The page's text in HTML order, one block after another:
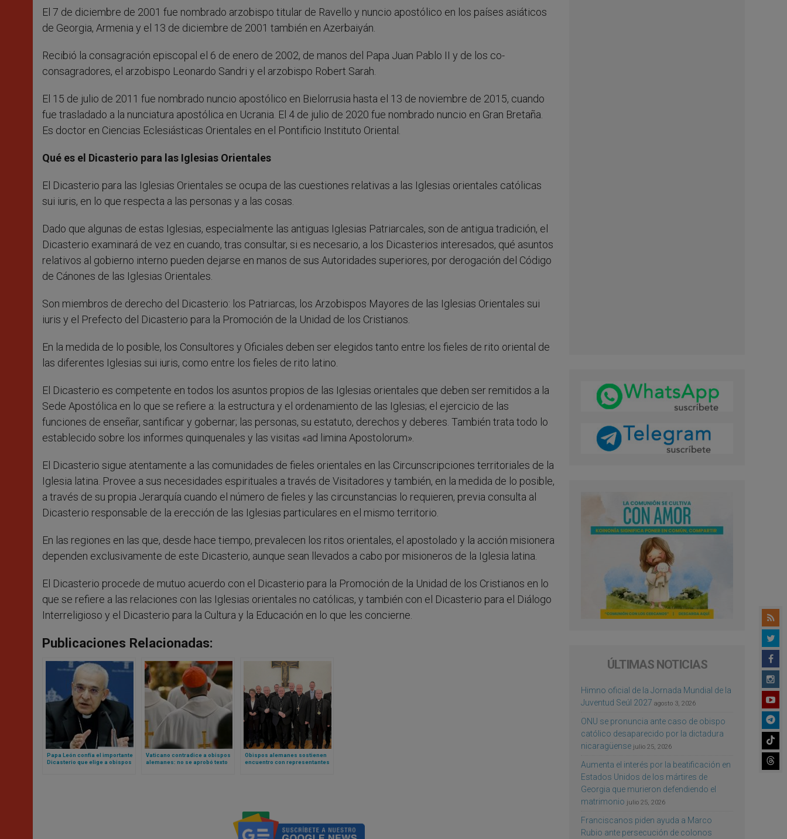
El 7 de diciembre de 2001 fue nombrado arzobispo titular de Ravello y nuncio apostólico en los países asiáticos
de Georgia, Armenia y el 13 de diciembre de 2001 también en Azerbaiyán.
Recibió la consagración episcopal el 6 de enero de 2002, de manos del Papa Juan Pablo II y de los co-
consagradores, el arzobispo Leonardo Sandri y el arzobispo Robert Sarah.
El 15 de julio de 2011 fue nombrado nuncio apostólico en Bielorrusia hasta el 13 de noviembre de 2015, cuando
fue trasladado a la nunciatura apostólica en Ucrania. El 4 de julio de 2020 fue nombrado nuncio en Gran Bretaña.
Es doctor en Ciencias Eclesiásticas Orientales en el Pontificio Instituto Oriental.
Qué es el Dicasterio para las Iglesias Orientales
El Dicasterio para las Iglesias Orientales se ocupa de las cuestiones relativas a las Iglesias orientales católicas
sui iuris, en lo que respecta a las personas y a las cosas.
Dado que algunas de estas Iglesias, especialmente las antiguas Iglesias Patriarcales, son de antigua tradición, el
Dicasterio examinará de vez en cuando, tras consultar, si es necesario, a los Dicasterios interesados, qué asuntos
relativos al gobierno interno pueden dejarse en manos de sus Autoridades superiores, por derogación del Código
de Cánones de las Iglesias Orientales.
Son miembros de derecho del Dicasterio: los Patriarcas, los Arzobispos Mayores de las Iglesias Orientales sui
iuris y el Prefecto del Dicasterio para la Promoción de la Unidad de los Cristianos.
En la medida de lo posible, los Consultores y Oficiales deben ser elegidos tanto entre los fieles de rito oriental de
las diferentes Iglesias sui iuris, como entre los fieles de rito latino.
El Dicasterio es competente en todos los asuntos propios de las Iglesias orientales que deben ser remitidos a la
Sede Apostólica en lo que se refiere a: la estructura y el ordenamiento de las Iglesias; el ejercicio de las
funciones de enseñar, santificar y gobernar; las personas, su estatuto, derechos y deberes. También trata todo lo
establecido sobre los informes quinquenales y las visitas «ad limina Apostolorum».
El Dicasterio sigue atentamente a las comunidades de fieles orientales en las Circunscripciones territoriales de la
Iglesia latina. Provee a sus necesidades espirituales a través de Visitadores y también, en la medida de lo posible,
a través de su propia Jerarquía cuando el número de fieles y las circunstancias lo requieren, previa consulta al
Dicasterio responsable de la erección de las Iglesias particulares en el mismo territorio.
En las regiones en las que, desde hace tiempo, prevalecen los ritos orientales, el apostolado y la acción misionera
dependen exclusivamente de este Dicasterio, aunque sean llevados a cabo por misioneros de la Iglesia latina.
El Dicasterio procede de mutuo acuerdo con el Dicasterio para la Promoción de la Unidad de los Cristianos en lo
que se refiere a las relaciones con las Iglesias orientales no católicas, y también con el Dicasterio para el Diálogo
Interreligioso y el Dicasterio para la Cultura y la Educación en lo que les concierne.
Publicaciones Relacionadas:
Papa León confía el importante
Dicasterio que elige a obispos
Vaticano contradice a obispos
alemanes: no se aprobó texto
Obispos alemanes sostienen
encuentro con representantes
ÚLTIMAS NOTICIAS
Himno oficial de la Jornada Mundial de la
Juventud Seúl 2027 agosto 3, 2026
ONU se pronuncia ante caso de obispo
católico desaparecido por la dictadura
nicaragüense julio 25, 2026
Aumenta el interés por la beatificación en
Estados Unidos de los mártires de
Georgia que murieron defendiendo el
matrimonio julio 25, 2026
Franciscanos piden ayuda a Marco
Rubio ante persecución de colonos